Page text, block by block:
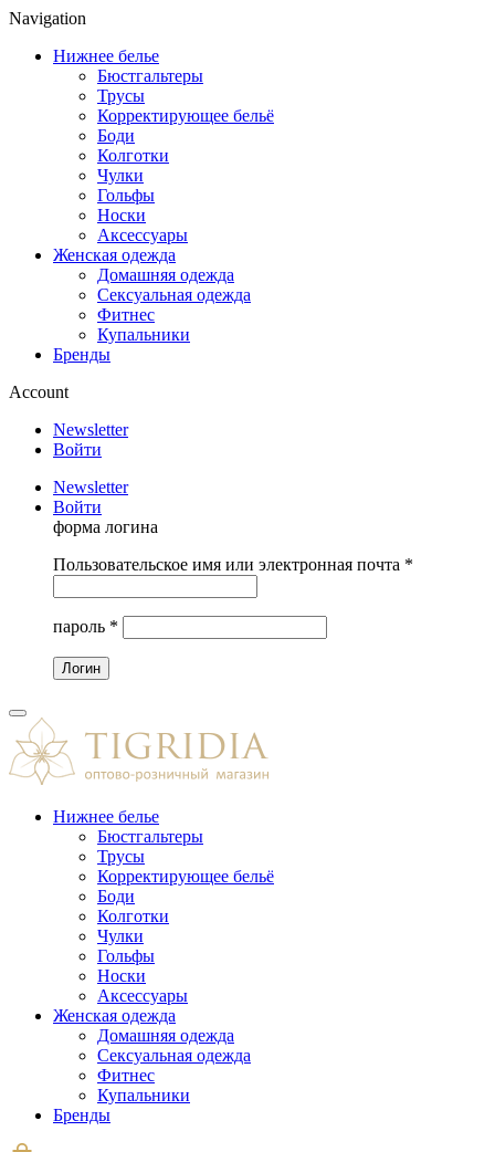
Navigation
Нижнее белье
Бюстгальтеры
Трусы
Корректирующее бельё
Боди
Колготки
Чулки
Гольфы
Носки
Аксессуары
Женская одежда
Домашняя одежда
Сексуальная одежда
Фитнес
Купальники
Бренды
Account
Newsletter
Войти
Newsletter
Войти
форма логина
Пользовательское имя или электронная почта *
пароль *
Нижнее белье
Бюстгальтеры
Трусы
Корректирующее бельё
Боди
Колготки
Чулки
Гольфы
Носки
Аксессуары
Женская одежда
Домашняя одежда
Сексуальная одежда
Фитнес
Купальники
Бренды